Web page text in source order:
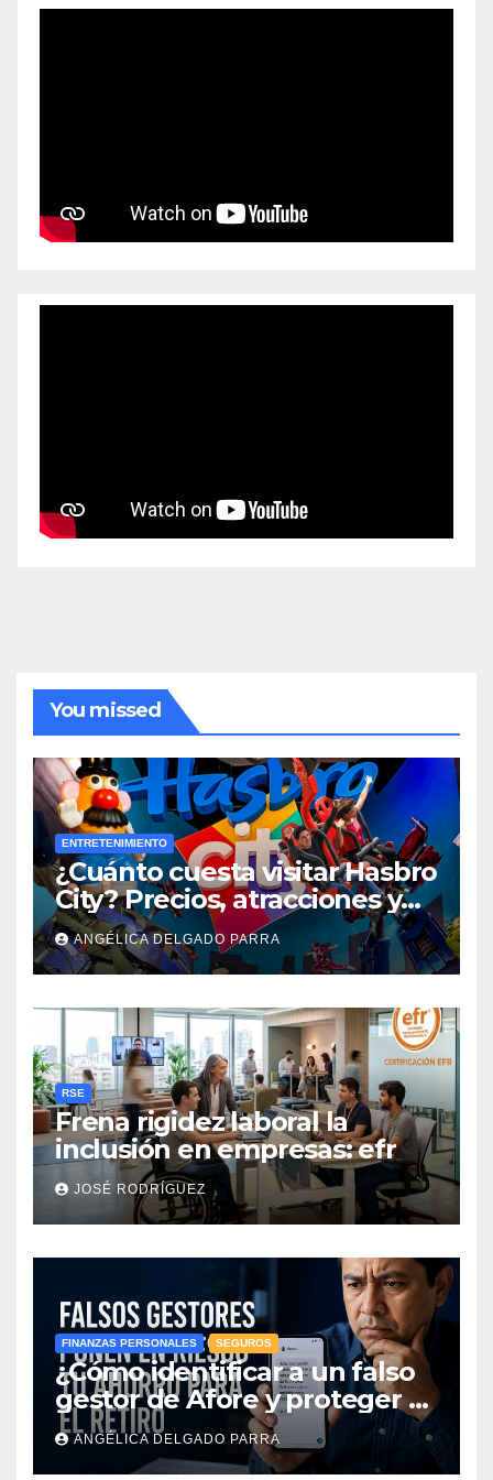
You missed
ENTRETENIMIENTO
¿Cuánto cuesta visitar Hasbro
City? Precios, atracciones y
actividades de Summer Fest
ANGÉLICA DELGADO PARRA
RSE
Frena rigidez laboral la
inclusión en empresas: efr
JOSÉ RODRÍGUEZ
FINANZAS PERSONALES SEGUROS
¿Cómo identificar a un falso
gestor de Afore y proteger el
ahorro para el retiro?
ANGÉLICA DELGADO PARRA